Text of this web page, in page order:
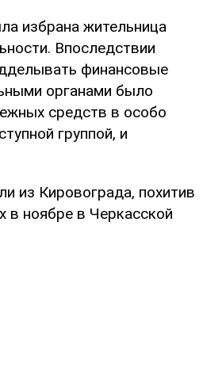
избрана жительница
Впоследствии
финансовые
органами было
средств в особо
группой, и
из Кировограда, похитив
в ноябре в Черкасской